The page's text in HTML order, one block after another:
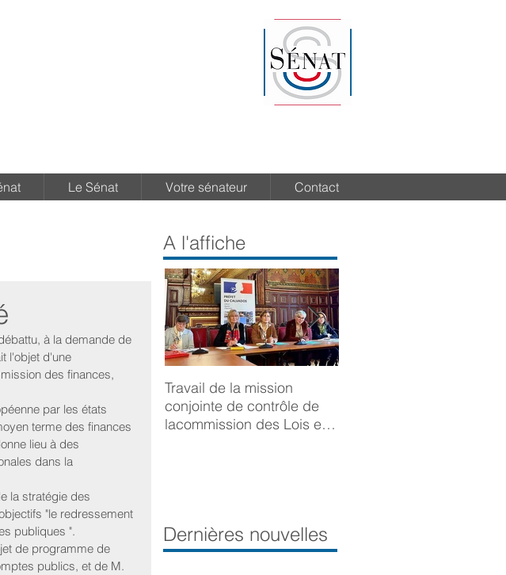
Le Sénat Votre sénateur Contact
A l'affiche
à la demande de
l'objet d'une
des finances,
par les états
terme des finances
lieu à des
dans la
la stratégie des
"le redressement
publiques ".
de programme de
publics, et de M.
Travail de la mission
conjointe de contrôle de
lacommission des Lois et
Dernières nouvelles